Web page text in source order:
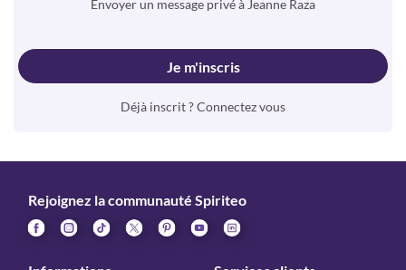
Envoyer un message privé à Jeanne Raza
Je m'inscris
Déjà inscrit ? Connectez vous
Rejoignez la communauté Spiriteo